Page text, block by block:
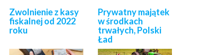
Zwolnienie z kasy
fiskalnej od 2022
roku
Prywatny majątek
w środkach
trwałych, Polski
Ład